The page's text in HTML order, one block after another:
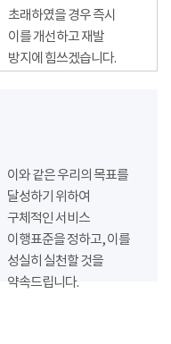
초래하였을 경우 즉시
이를 개선하고 재발
방지에 힘쓰겠습니다.
이와 같은 우리의 목표를
달성하기 위하여
구체적인 서비스
이행표준을 정하고, 이를
성실히 실천할 것을
약속드립니다.